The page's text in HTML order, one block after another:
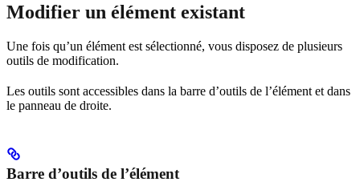
Modifier un élément existant
Une fois qu’un élément est sélectionné, vous disposez de plusieurs
outils de modification.
Les outils sont accessibles dans la barre d’outils de l’élément et dans
le panneau de droite.
Barre d’outils de l’élément